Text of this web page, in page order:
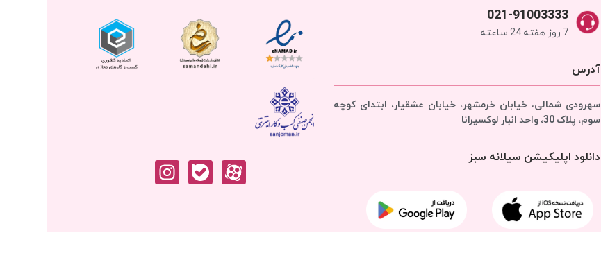
021-91003333
7 روز هفته 24 ساعته
آدرس
سهرودی شمالی، خیابان خرمشهر، خیابان عشقیار، ابتدای کوچه
سوم، پلاک 30، واحد انبار
لوکسیرانا
دانلود اپلیکیشن سیلانه سبز